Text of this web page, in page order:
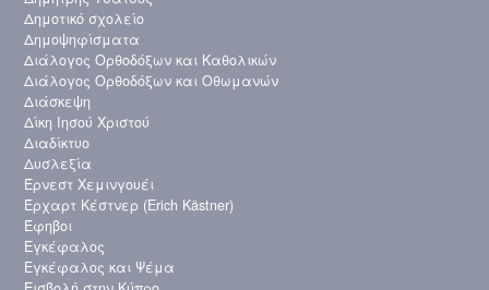
Δημοτικό σχολείο
Δημοψηφίσματα
Διάλογος Ορθοδόξων και Καθολικών
Διάλογος Ορθοδόξων και Οθωμανών
Διάσκεψη
Δίκη Ιησού Χριστού
Διαδίκτυο
Δυσλεξία
Έρνεστ Χεμινγουέι
Έρχαρτ Κέστνερ (Erich Kästner)
Έφηβοι
Εγκέφαλος
Εγκέφαλος και Ψέμα